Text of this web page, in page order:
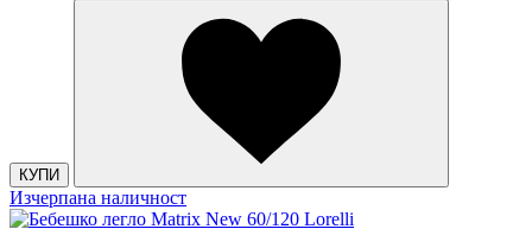
КУПИ
Изчерпана наличност